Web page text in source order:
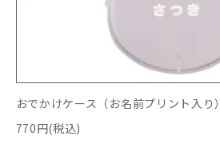
おでかけケース（お名前プリント入り）
770円(税込)